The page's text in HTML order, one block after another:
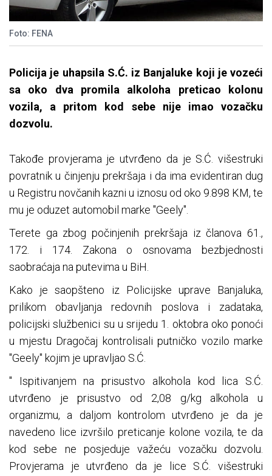
Foto: FENA
Policija je uhapsila S.Ć. iz Banjaluke koji je vozeći
sa oko dva promila alkoloha preticao kolonu
vozila, a pritom kod sebe nije imao vozačku
dozvolu.
Takođe provjerama je utvrđeno da je S.Ć. višestruki
povratnik u činjenju prekršaja i da ima evidentiran dug
u Registru novčanih kazni u iznosu od oko 9.898 KM, te
mu je oduzet automobil marke "Geely".
Terete ga zbog počinjenih prekršaja iz članova 61.,
172. i 174. Zakona o osnovama bezbjednosti
saobraćaja na putevima u BiH.
Kako je saopšteno iz Policijske uprave Banjaluka,
prilikom obavljanja redovnih poslova i zadataka,
policijski službenici su u srijedu 1. oktobra oko ponoći
u mjestu Dragočaj kontrolisali putničko vozilo marke
"Geely" kojim je upravljao S.Ć.
" Ispitivanjem na prisustvo alkohola kod lica S.Ć.
utvrđeno je prisustvo od 2,08 g/kg alkohola u
organizmu, a daljom kontrolom utvrđeno je da je
navedeno lice izvršilo preticanje kolone vozila, te da
kod sebe ne posjeduje važeću vozačku dozvolu.
Provjerama je utvrđeno da je lice S.Ć. višestruki